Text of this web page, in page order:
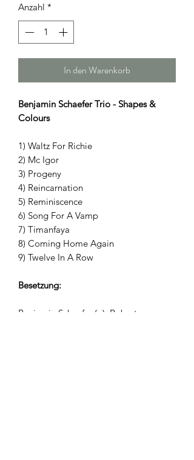
Anzahl *
In den Warenkorb
Benjamin Schaefer Trio - Shapes &
Colours
1) Waltz For Richie
2) Mc Igor
3) Progeny
4) Reincarnation
5) Reminiscence
6) Song For A Vamp
7) Timanfaya
8) Coming Home Again
9) Twelve In A Row
Besetzung:
Benjamin Schaefer (p), Robert